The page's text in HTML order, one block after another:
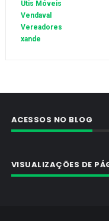
Utis Móveis
Vendaval
Vereadores
xande
ACESSOS NO BLOG
VISUALIZAÇÕES DE